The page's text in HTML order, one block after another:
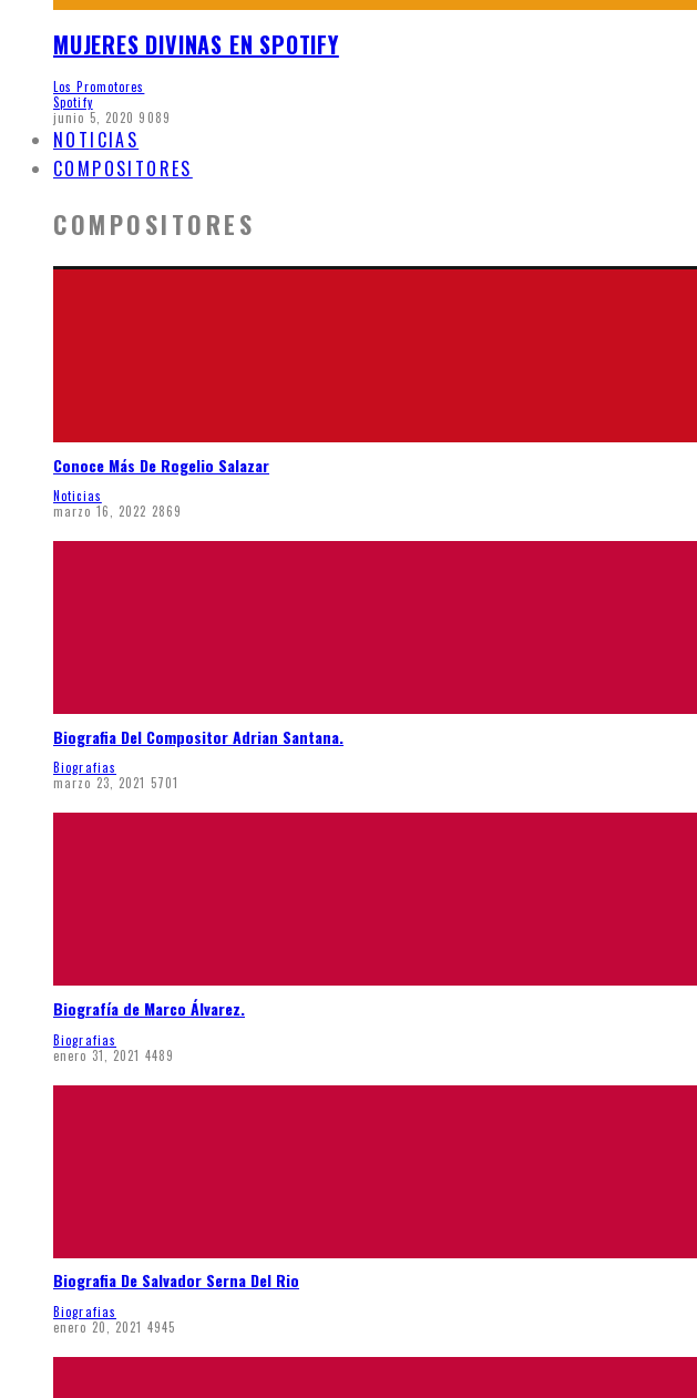
MUJERES DIVINAS EN SPOTIFY
Los Promotores
Spotify
junio 5, 2020 9089
NOTICIAS
COMPOSITORES
COMPOSITORES
Conoce Más De Rogelio Salazar
Noticias
marzo 16, 2022 2869
Biografia Del Compositor Adrian Santana.
Biografias
marzo 23, 2021 5701
Biografía de Marco Álvarez.
Biografias
enero 31, 2021 4489
Biografia De Salvador Serna Del Rio
Biografias
enero 20, 2021 4945